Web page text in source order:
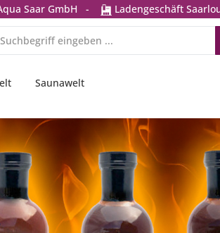
Saar GmbH - Ladengeschäft
Saunawelt